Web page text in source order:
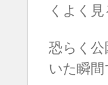
くよく
恐らく
いた瞬間